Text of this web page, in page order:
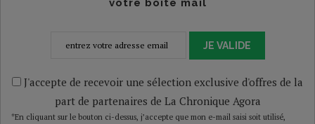
votre boîte mail
JE VALIDE
J'accepte de recevoir une sélection exclusive d'offres de la
part de partenaires de La Chronique Agora
*En cliquant sur le bouton ci-dessus, j’accepte que mon e-mail saisi soit utilisé,